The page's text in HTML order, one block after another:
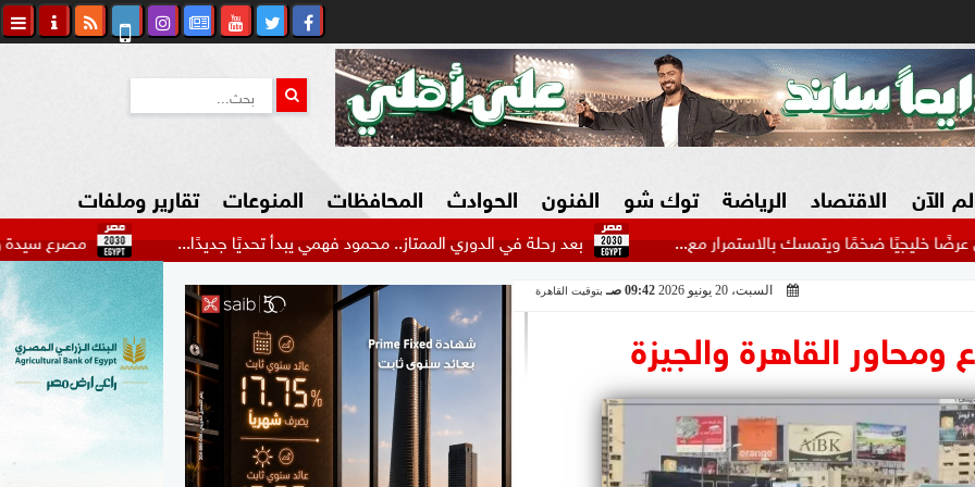
الآن الاقتصاد
الزراعة فى مصر
سوق العقارات
المسؤولية المجتمعية
الرياضة
بطولات عربية
بطولات أوروبية
بطولات عالمية
توك شو الفنون الحوادث
شكاوي المواطن
المحافظات المنوعات
السياحة في مصر
التكنولوجيا
المرأة والأسرة
السيارات
تقارير وملفات
مصرع سيدة وإصابة 22 شخصا في حادث مرورع بالطريق الدولي... بعد رحلة في الدوري الممتاز.. محمود فهمي يبدأ تحديًا جديدًا... ويتمسك بالاستمرار مع...
السبت، 20 يونيو 2026 09:42 صـ بتوقيت القاهرة
القاهرة والجيزة